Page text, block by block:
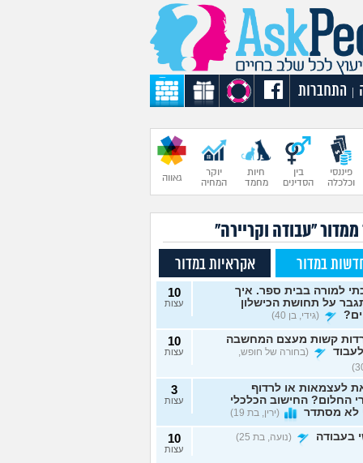
התחברות
פיננסי
וכלכלה
בין
הסדינים
חיות
מחמד
יוקר
המחיה
גאווה
ממדור "עבודה וקריירה"
במדור אקראיות במדור
למורה בבית ספר. איך
על תחושת הכישלון
(גידי, בן 40)
10
עצות
קשות מעצם המחשבה
(בחורה של חופש,
10
עצות
לעצמאות או לרדוף
החלום? החישוב הכלכלי
לא מסתדר
(ירין, בת 19)
3
עצות
בעבודה (נועה, בת 25) 10
עצות